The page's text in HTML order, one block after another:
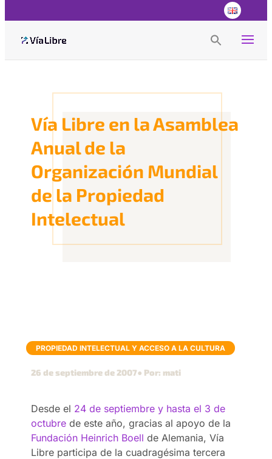
Search Button
Vía Libre en la Asamblea
Anual de la
Organización Mundial
de la Propiedad
Intelectual
PROPIEDAD INTELECTUAL Y ACCESO A LA CULTURA
26 de septiembre de 2007● Por: mati
Desde el 24 de septiembre y hasta el 3 de
octubre de este año, gracias al apoyo de la
Fundación Heinrich Boell de Alemania, Vía
Libre participa de la cuadragésima tercera